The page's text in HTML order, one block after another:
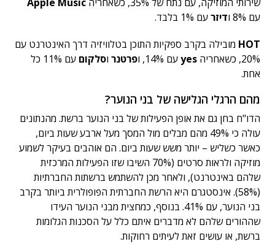
שירותי המוזיקה, עם נתח של 35%, כשאחריה
Apple Music
עם 8% ו
דיזרעם 1% בלבד.
HOT מובילה בקרב ספקיות התוכן בטלוויזיה דרך האינטרנט עם
20%, כשאחריה
yesעם 14%, ו פרטנר וסלקום
עם 11% כל
אחת.
מהם הרגלי הגלישה של בני הנוער?
הדו"ח בחן גם את אופן הפעילות של בני הנוער ברשת. מהנתונים
עולה כי 49% מהם מבלים מול המסך מעל ארבע שעות ביום,
כאשר כשליש – יותר משש שעות ביום. הם אוהבים בעיקר לשמוע
מוזיקה ולראות סרטים (70% השיבו שזו הפעילות המרכזית
שלהם באינטרנט), ולאחר מכן להשתמש ברשתות החברתיות
(58%). אינסטגרם היא הרשת החברתית הפופולרית ביותר בקרב
בני הנוער, עם 41%. בנוסף, כמחצית מבני הנוער העידו
שההורים שלהם לא מדברים איתם כלל על הסכנות הגלומות
ברשת, או עושים זאת לעיתים רחוקות.